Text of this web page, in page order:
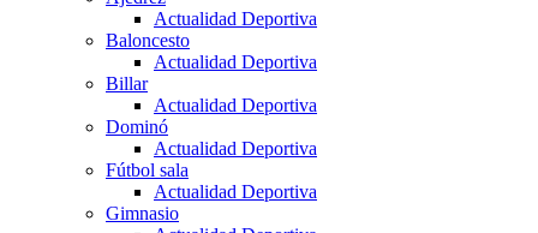
Actualidad Deportiva
Baloncesto
Actualidad Deportiva
Billar
Actualidad Deportiva
Dominó
Actualidad Deportiva
Fútbol sala
Actualidad Deportiva
Gimnasio